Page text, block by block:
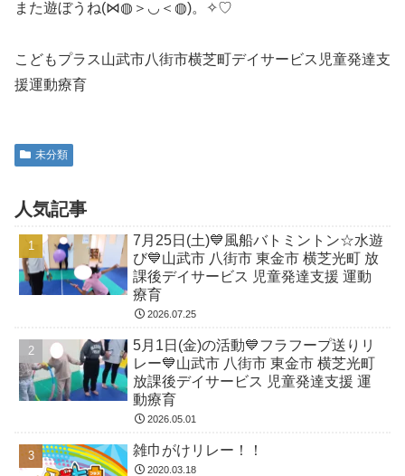
また遊ぼうね(⋈◍＞◡＜◍)。✧♡
こどもプラス山武市八街市横芝町デイサービス児童発達支
援運動療育
未分類
人気記事
7月25日(土)💙風船バトミントン☆水遊
び💙山武市 八街市 東金市 横芝光町 放
課後デイサービス 児童発達支援 運動
療育
2026.07.25
5月1日(金)の活動💙フラフープ送りリ
レー💙山武市 八街市 東金市 横芝光町
放課後デイサービス 児童発達支援 運
動療育
2026.05.01
雑巾がけリレー！！
2020.03.18